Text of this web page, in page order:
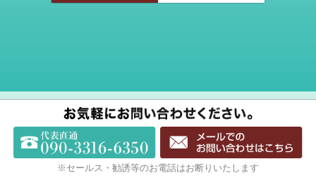
※セールス・勧誘等のお電話はお断りいたします